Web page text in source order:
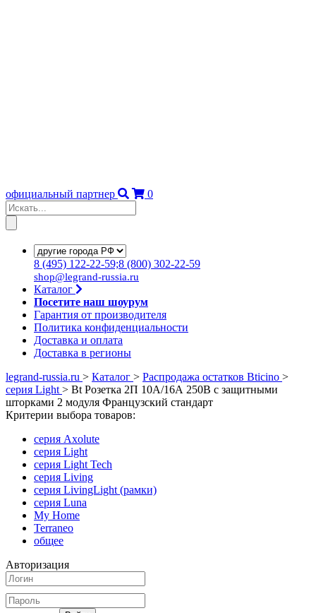
официальный партнер 0
8 (495) 122-22-59;8 (800) 302-22-59
shop@legrand-russia.ru
Каталог
Посетите наш шоурум
Гарантия от производителя
Политика конфиденциальности
Доставка и оплата
Доставка в регионы
legrand-russia.ru > Каталог > Распродажа остатков Bticino >
серия Light > Bt Розетка 2П 10А/16А 250В с защитными
шторками 2 модуля Французский стандарт
Критерии выбора товаров:
серия Axolute
серия Light
серия Light Tech
серия Living
серия LivingLight (рамки)
серия Luna
My Home
Terraneo
общее
Авторизация